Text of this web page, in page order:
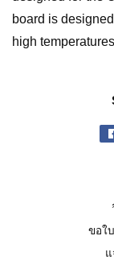
board is
high
ขอใ
แ